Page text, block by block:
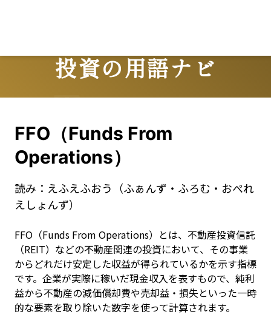
投資の用語ナビ
Terms
FFO（Funds From
Operations）
読み： えふえふおう（ふぁんず・ふろむ・おぺれ
えしょんず）
FFO（Funds From Operations）とは、不動産投資信託
（REIT）などの不動産関連の投資において、その事業
からどれだけ安定した収益が得られているかを示す指標
です。企業が実際に稼いだ現金収入を表すもので、純利
益から不動産の減価償却費や売却益・損失といった一時
的な要素を取り除いた数字を使って計算されます。